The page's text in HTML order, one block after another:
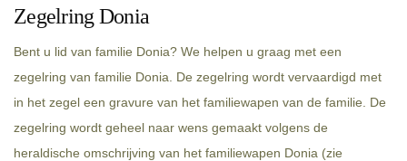
Zegelring Donia
Bent u lid van familie Donia? We helpen u graag met een
zegelring van familie Donia. De zegelring wordt vervaardigd met
in het zegel een gravure van het familiewapen van de familie. De
zegelring wordt geheel naar wens gemaakt volgens de
heraldische omschrijving van het familiewapen Donia (zie